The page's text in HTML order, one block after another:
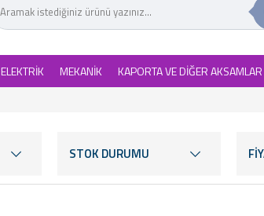
ELEKTRİK MEKANİK KAPORTA VE DİĞER AKSAMLAR
STOK DURUMU